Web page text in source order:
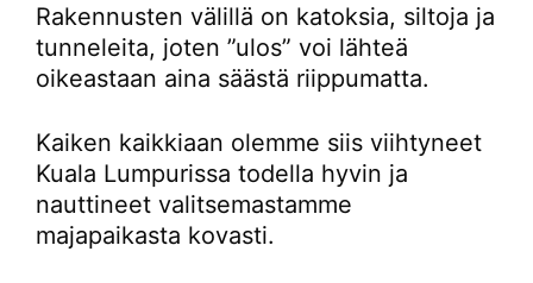
Rakennusten välillä on katoksia, siltoja ja
tunneleita, joten ”ulos” voi lähteä
oikeastaan aina säästä riippumatta.
Kaiken kaikkiaan olemme siis viihtyneet
Kuala Lumpurissa todella hyvin ja
nauttineet valitsemastamme
majapaikasta kovasti.